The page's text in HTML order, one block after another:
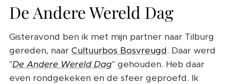
De Andere Wereld Dag
Gisteravond ben ik met mijn partner naar Tilburg
gereden, naar Cultuurbos Bosvreugd. Daar werd
"De Andere Wereld Dag" gehouden. Heb daar
even rondgekeken en de sfeer geproefd. Ik